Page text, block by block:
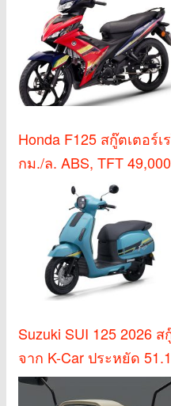
Honda F125 สกู๊ตเตอร์
กม./ล. ABS, TFT
Suzuki SUI 125 2026
จาก K-Car ประหยัด